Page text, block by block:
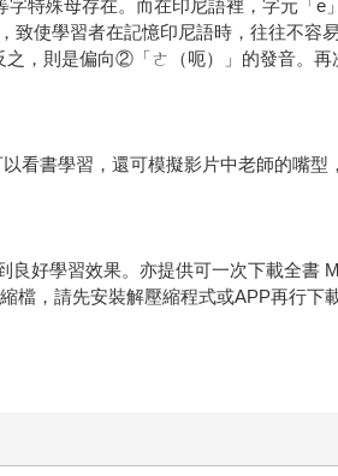
特殊母存在。而在印尼語裡，字元「e
使學習者在記憶印尼語時，往往不容
，則是偏向②「ㄜ（呃）」的發音。再
看書學習，還可模擬影片中老師的嘴型
好學習效果。亦提供可一次下載全書
檔，請先安裝解壓縮程式或APP再行下